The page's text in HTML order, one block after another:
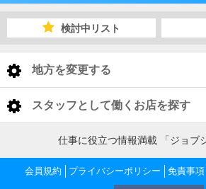
新潟県
下越 デリヘル送迎ドライバー
中越
長野・千曲・須坂・中野
山梨県 デリヘル送迎ドライバー
検討中リスト
地方を変更する
< 全国トップ
北海道 男性高収入
東北 男性高収入
南関東 男性高収入
スタッフとして働くお店を探す
新潟県
新潟 男性高収入
長野県
仕事に役立つ情報満載 「ジョブ
会員規約 プライバシーポリシー 免責事項